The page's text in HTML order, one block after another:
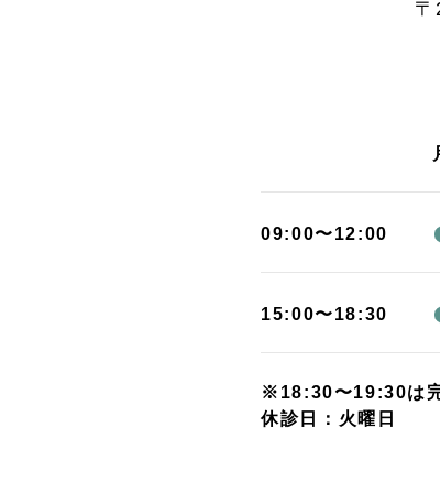
09:00〜12:00
15:00〜18:30
※18:30〜19:30は
休診日：火曜日